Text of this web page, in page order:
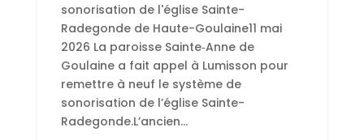
sonorisation de l'église Sainte-
Radegonde de Haute-Goulaine11 mai
2026 La paroisse Sainte‑Anne de
Goulaine a fait appel à Lumisson pour
remettre à neuf le système de
sonorisation de l’église Sainte-
Radegonde.L’ancien...